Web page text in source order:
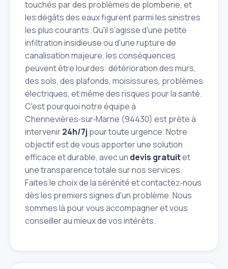
touchés par des problèmes de plomberie, et
les dégâts des eaux figurent parmi les sinistres
les plus courants. Qu'il s'agisse d'une petite
infiltration insidieuse ou d'une rupture de
canalisation majeure, les conséquences
peuvent être lourdes: détérioration des murs,
des sols, des plafonds, moisissures, problèmes
électriques, et même des risques pour la santé.
C'est pourquoi notre équipe à
Chennevières‑sur‑Marne (94430) est prête à
intervenir24h/7j pour toute urgence. Notre
objectif est de vous apporter une solution
efficace et durable, avec un devis gratuitet
une transparence totale sur nos services.
Faites le choix de la sérénité et contactez‑nous
dès les premiers signes d'un problème. Nous
sommes là pour vous accompagner et vous
conseiller au mieux de vos intérêts.